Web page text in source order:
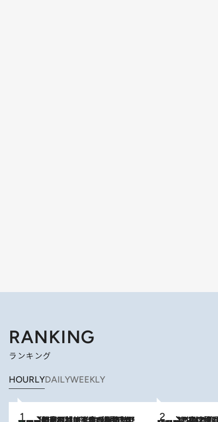
RANKING
ランキング
HOURLYDAILYWEEKLY